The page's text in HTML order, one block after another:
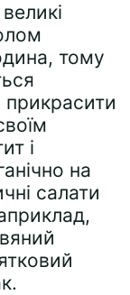
тому
прикрасити
і
на
салати